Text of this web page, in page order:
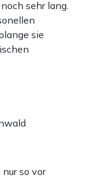
sehr lang.
sie
so vor